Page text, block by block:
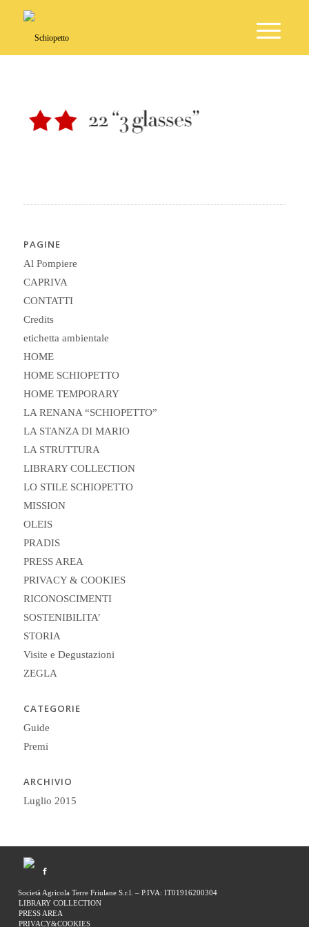
PAGINE
Al Pompiere
CAPRIVA
CONTATTI
Credits
etichetta ambientale
HOME
HOME SCHIOPETTO
HOME TEMPORARY
LA RENANA “SCHIOPETTO”
LA STANZA DI MARIO
LA STRUTTURA
LIBRARY COLLECTION
LO STILE SCHIOPETTO
MISSION
OLEIS
PRADIS
PRESS AREA
PRIVACY & COOKIES
RICONOSCIMENTI
SOSTENIBILITA’
STORIA
Visite e Degustazioni
ZEGLA
CATEGORIE
Guide
Premi
ARCHIVIO
Luglio 2015
Società Agricola Terre Friulane S.r.l. – P.IVA: IT01916200304
LIBRARY COLLECTION
PRESS AREA
PRIVACY&COOKIES